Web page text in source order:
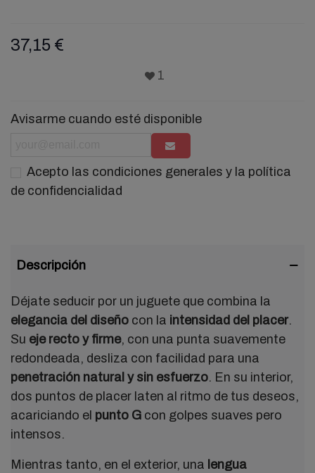
37,15 €
1
Avisarme cuando esté disponible
Acepto las condiciones generales y la política
de confidencialidad
Descripción
Déjate seducir por un juguete que combina la
elegancia del diseño con la intensidad del placer.
Su eje recto y firme, con una punta suavemente
redondeada, desliza con facilidad para una
penetración natural y sin esfuerzo. En su interior,
dos puntos de placer laten al ritmo de tus deseos,
acariciando el punto G con golpes suaves pero
intensos.
Mientras tanto, en el exterior, una lengua